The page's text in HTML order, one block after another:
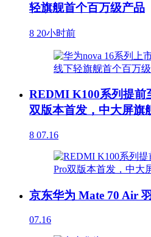
轻旗舰首个百万级产品
8 20小时前
REDMI K100系列提前
双版本首发，中大屏旗
8 07.16
京东华为 Mate 70 Air
07.16